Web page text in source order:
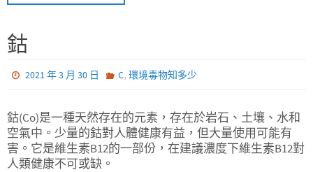
鈷
2021 年 3 月 30 日 C, 環境毒物知多少
鈷(Co)是一種天然存在的元素，存在於岩石、土壤、水和
空氣中。少量的鈷對人體健康有益，但大量使用可能有
害。它是維生素B12的一部份，在建議濃度下維生素B12對
人類健康不可或缺。